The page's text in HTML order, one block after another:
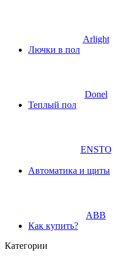
Arlight
Лючки в пол
Donel
Теплый пол
ENSTO
Автоматика и щиты
ABB
Как купить?
Категории